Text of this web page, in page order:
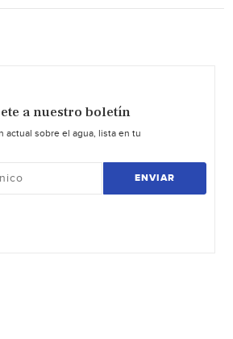
a nuestro boletín
actual sobre el agua, lista en tu
ENVIAR